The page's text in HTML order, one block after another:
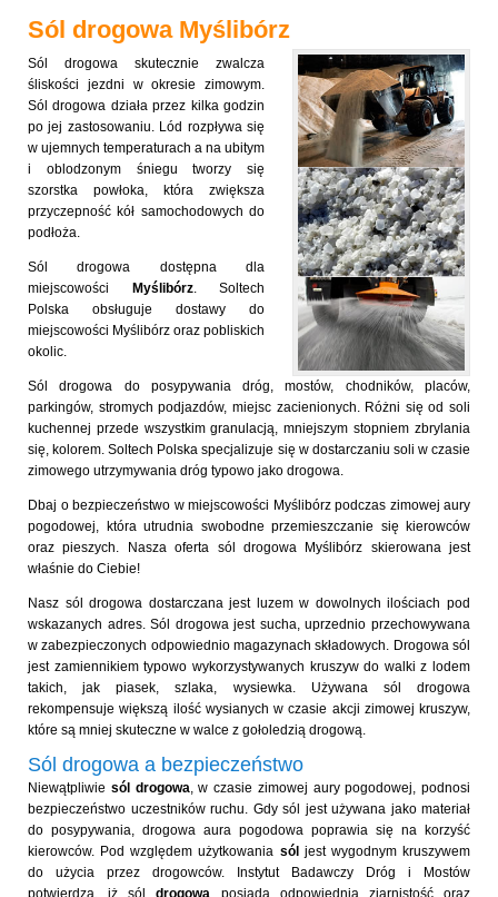
Sól drogowa Myślibórz
Sól drogowa skutecznie zwalcza
śliskości jezdni w okresie zimowym.
Sól drogowa działa przez kilka godzin
po jej zastosowaniu. Lód rozpływa się
w ujemnych temperaturach a na ubitym
i oblodzonym śniegu tworzy się
szorstka powłoka, która zwiększa
przyczepność kół samochodowych do
podłoża.
Sól drogowa dostępna dla
miejscowości
Myślibórz. Soltech
Polska obsługuje dostawy do
miejscowości Myślibórz oraz pobliskich
okolic.
Sól drogowa do posypywania dróg, mostów, chodników, placów,
parkingów, stromych podjazdów, miejsc zacienionych. Różni się od soli
kuchennej przede wszystkim granulacją, mniejszym stopniem zbrylania
się, kolorem. Soltech Polska specjalizuje się w dostarczaniu soli w czasie
zimowego utrzymywania dróg typowo jako drogowa.
Dbaj o bezpieczeństwo w miejscowości Myślibórz podczas zimowej aury
pogodowej, która utrudnia swobodne przemieszczanie się kierowców
oraz pieszych. Nasza oferta sól drogowa Myślibórz skierowana jest
właśnie do Ciebie!
Nasz sól drogowa dostarczana jest luzem w dowolnych ilościach pod
wskazanych adres. Sól drogowa jest sucha, uprzednio przechowywana
w zabezpieczonych odpowiednio magazynach składowych. Drogowa sól
jest zamiennikiem typowo wykorzystywanych kruszyw do walki z lodem
takich, jak piasek, szlaka, wysiewka. Używana sól drogowa
rekompensuje większą ilość wysianych w czasie akcji zimowej kruszyw,
które są mniej skuteczne w walce z gołoledzią drogową.
Sól drogowa a bezpieczeństwo
Niewątpliwie sól drogowa, w czasie zimowej aury pogodowej, podnosi
bezpieczeństwo uczestników ruchu. Gdy sól jest używana jako materiał
do posypywania, drogowa aura pogodowa poprawia się na korzyść
kierowców. Pod względem użytkowania sól jest wygodnym kruszywem
do użycia przez drogowców. Instytut Badawczy Dróg i Mostów
potwierdza, iż sóldrogowa posiada odpowiednią ziarnistość oraz